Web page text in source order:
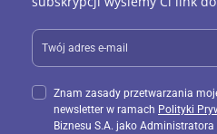
Znam zasady przetwarzania
newsletter w ramach Polityki
Biznesu S.A. jako